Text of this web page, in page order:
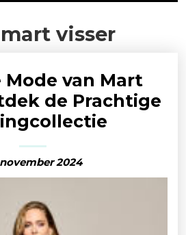
mart visser
van Mart
de Prachtige
2024